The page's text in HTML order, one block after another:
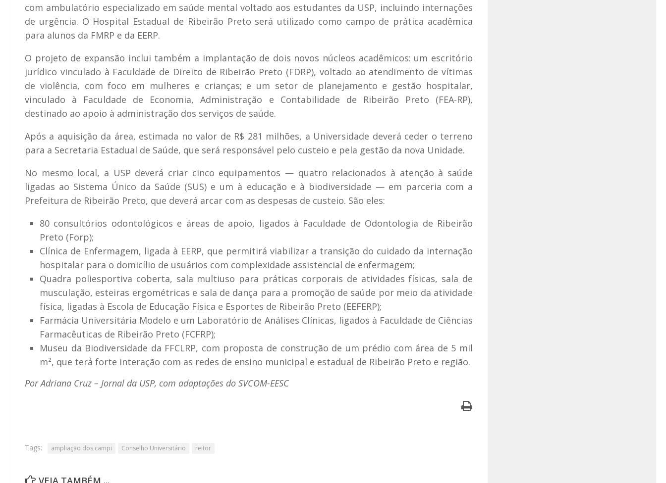
com ambulatório especializado em saúde mental voltado aos estudantes da USP, incluindo internações
de urgência. O Hospital Estadual de Ribeirão Preto será utilizado como campo de prática acadêmica
para alunos da FMRP e da EERP.
O projeto de expansão inclui também a implantação de dois novos núcleos acadêmicos: um escritório
jurídico vinculado à Faculdade de Direito de Ribeirão Preto (FDRP), voltado ao atendimento de vítimas
de violência, com foco em mulheres e crianças; e um setor de planejamento e gestão hospitalar,
vinculado à Faculdade de Economia, Administração e Contabilidade de Ribeirão Preto (FEA-RP),
destinado ao apoio à administração dos serviços de saúde.
Após a aquisição da área, estimada no valor de R$ 281 milhões, a Universidade deverá ceder o terreno
para a Secretaria Estadual de Saúde, que será responsável pelo custeio e pela gestão da nova Unidade.
No mesmo local, a USP deverá criar cinco equipamentos — quatro relacionados à atenção à saúde
ligadas ao Sistema Único da Saúde (SUS) e um à educação e à biodiversidade — em parceria com a
Prefeitura de Ribeirão Preto, que deverá arcar com as despesas de custeio. São eles:
80 consultórios odontológicos e áreas de apoio, ligados à Faculdade de Odontologia de Ribeirão
Preto (Forp);
Clínica de Enfermagem, ligada à EERP, que permitirá viabilizar a transição do cuidado da internação
hospitalar para o domicílio de usuários com complexidade assistencial de enfermagem;
Quadra poliesportiva coberta, sala multiuso para práticas corporais de atividades físicas, sala de
musculação, esteiras ergométricas e sala de dança para a promoção de saúde por meio da atividade
física, ligadas à Escola de Educação Física e Esportes de Ribeirão Preto (EEFERP);
Farmácia Universitária Modelo e um Laboratório de Análises Clínicas, ligados à Faculdade de Ciências
Farmacêuticas de Ribeirão Preto (FCFRP);
Museu da Biodiversidade da FFCLRP, com proposta de construção de um prédio com área de 5 mil
m², que terá forte interação com as redes de ensino municipal e estadual de Ribeirão Preto e região.
Por Adriana Cruz – Jornal da USP, com adaptações do SVCOM-EESC
Tags: ampliação dos campi Conselho Universitário reitor
VEJA TAMBÉM ...